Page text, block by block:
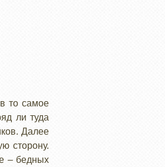
то самое
ли туда
Далее
сторону.
– бедных